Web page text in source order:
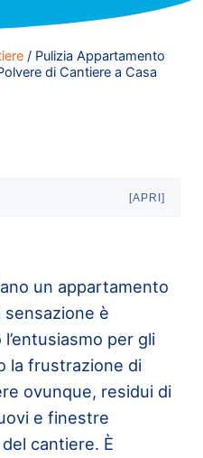
/Pulizia Appartamento
di Cantiere a Casa
[APRI]
un appartamento
è
per gli
la frustrazione di
ovunque, residui di
e finestre
cantiere. È